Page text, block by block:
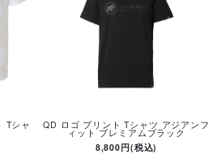
Tシャ QD ロゴ プリント Tシャツ アジアンフ
ィット プレミアムブラック
8,800円(税込)